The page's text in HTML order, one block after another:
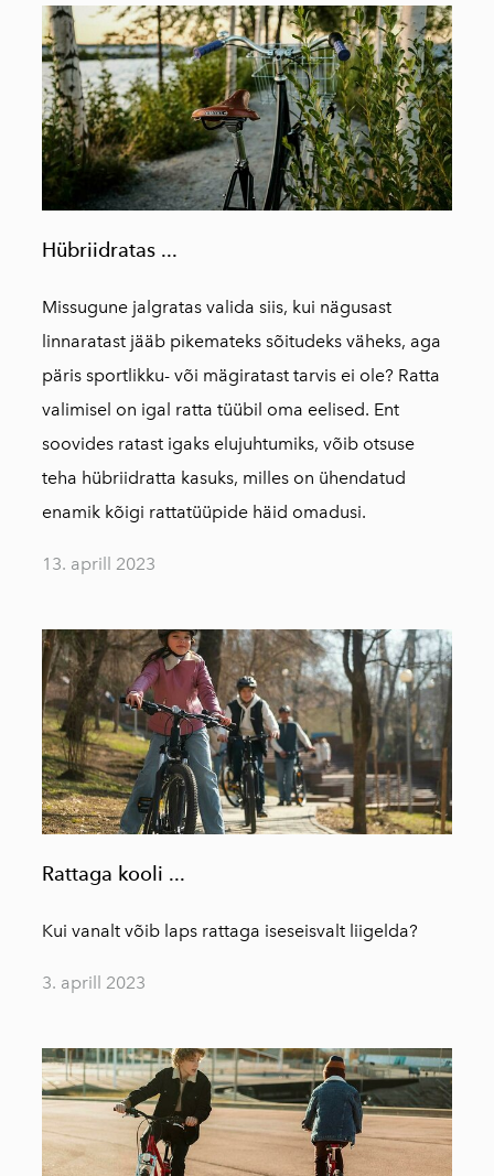
Hübriidratas ...
Missugune jalgratas valida siis, kui nägusast
linnaratast jääb pikemateks sõitudeks väheks, aga
päris sportlikku- või mägiratast tarvis ei ole? Ratta
valimisel on igal ratta tüübil oma eelised. Ent
soovides ratast igaks elujuhtumiks, võib otsuse
teha hübriidratta kasuks, milles on ühendatud
enamik kõigi rattatüüpide häid omadusi.
13. aprill 2023
Rattaga kooli ...
Kui vanalt võib laps rattaga iseseisvalt liigelda?
3. aprill 2023